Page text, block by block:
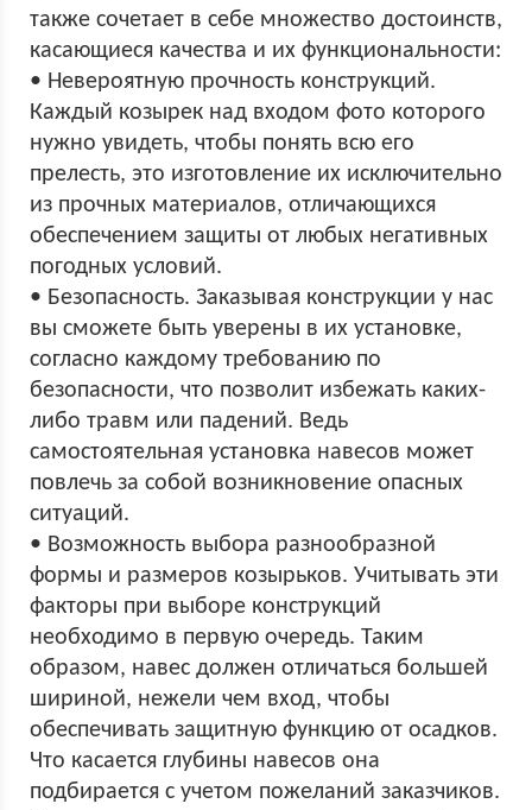
также сочетает в себе множество достоинств,
касающиеся качества и их функциональности:
• Невероятную прочность конструкций.
Каждый козырек над входом фото которого
нужно увидеть, чтобы понять всю его
прелесть, это изготовление их исключительно
из прочных материалов, отличающихся
обеспечением защиты от любых негативных
погодных условий.
• Безопасность. Заказывая конструкции у нас
вы сможете быть уверены в их установке,
согласно каждому требованию по
безопасности, что позволит избежать каких-
либо травм или падений. Ведь
самостоятельная установка навесов может
повлечь за собой возникновение опасных
ситуаций.
• Возможность выбора разнообразной
формы и размеров козырьков. Учитывать эти
факторы при выборе конструкций
необходимо в первую очередь. Таким
образом, навес должен отличаться большей
шириной, нежели чем вход, чтобы
обеспечивать защитную функцию от осадков.
Что касается глубины навесов она
подбирается с учетом пожеланий заказчиков.